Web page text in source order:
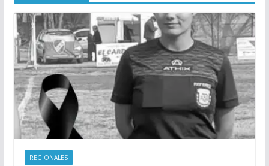
REGIONALES